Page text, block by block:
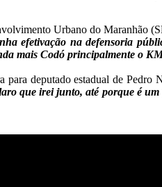
Urbano do Maranhão
efetivação na defensoria
mais Codó principalmente o
deputado estadual de
que irei junto, até porque éum